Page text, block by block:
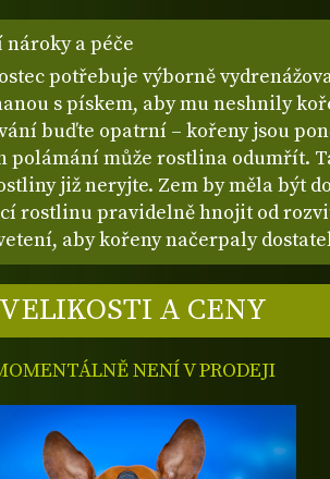
nároky a péče
potřebuje výborně
s pískem, aby mu neshnily
buďte opatrní – kořeny jsou
polámání může rostlina odumřít.
již neryjte. Zem by měla být
rostlinu pravidelně hnojit od
aby kořeny načerpaly
VELIKOSTI A CENY
NENÍ V PRODEJI